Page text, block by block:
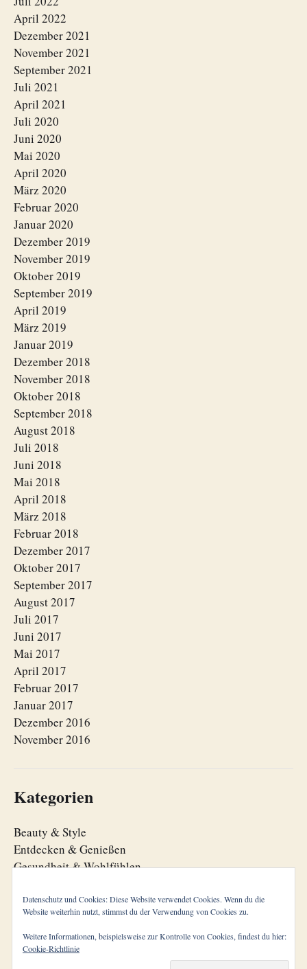
April 2022
Dezember 2021
November 2021
September 2021
Juli 2021
April 2021
Juli 2020
Juni 2020
Mai 2020
April 2020
März 2020
Februar 2020
Januar 2020
Dezember 2019
November 2019
Oktober 2019
September 2019
April 2019
März 2019
Januar 2019
Dezember 2018
November 2018
Oktober 2018
September 2018
August 2018
Juli 2018
Juni 2018
Mai 2018
April 2018
März 2018
Februar 2018
Dezember 2017
Oktober 2017
September 2017
August 2017
Juli 2017
Juni 2017
Mai 2017
April 2017
Februar 2017
Januar 2017
Dezember 2016
November 2016
Kategorien
Beauty & Style
Entdecken & Genießen
Gesundheit & Wohlfühlen
Lebensorganisation
Zeitgeist
Datenschutz und Cookies: Diese Website verwendet Cookies. Wenn du die
Website weiterhin nutzt, stimmst du der Verwendung von Cookies zu.
Weitere Informationen, beispielsweise zur Kontrolle von Cookies, findest du hier:
Cookie-Richtlinie